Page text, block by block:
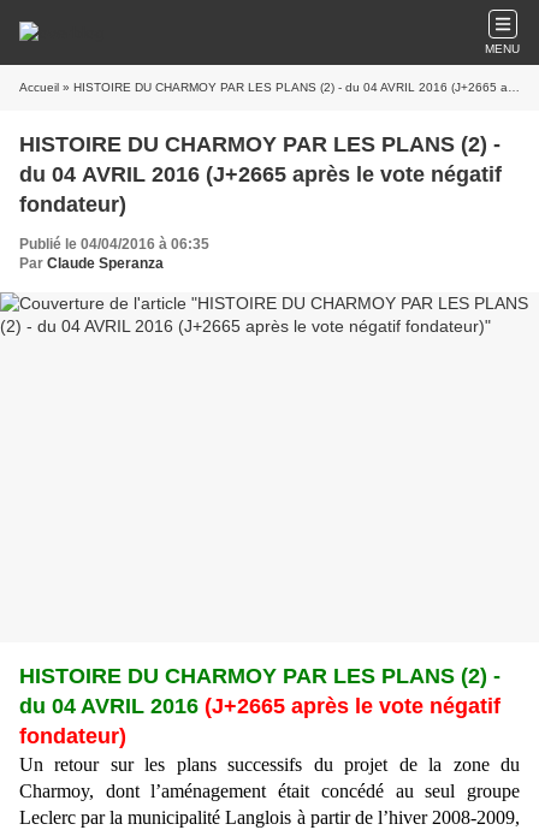
MENU
Accueil » HISTOIRE DU CHARMOY PAR LES PLANS (2) - du 04 AVRIL 2016 (J+2665 après le vote négatif fondateur)
HISTOIRE DU CHARMOY PAR LES PLANS (2) -
du 04 AVRIL 2016 (J+2665 après le vote négatif
fondateur)
Publié le 04/04/2016 à 06:35
Par Claude Speranza
HISTOIRE DU CHARMOY PAR LES PLANS (2) -
du 04 AVRIL 2016 (J+2665 après le vote négatif
fondateur)
Un retour sur les plans successifs du projet de la zone du
Charmoy, dont l’aménagement était concédé au seul groupe
Leclerc par la municipalité Langlois à partir de l’hiver 2008-2009,